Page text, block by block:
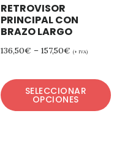
RETROVISOR
PRINCIPAL CON
BRAZO LARGO
136,50€ – 157,50€ (+ IVA)
SELECCIONAR
OPCIONES